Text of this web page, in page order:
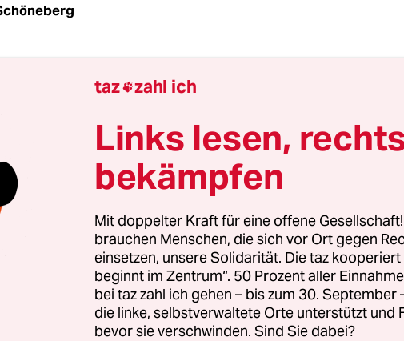
vor einem Chefwechsel. VW-Markenchef Herbert
Matthias Müller als Vorstandsvorsitzender folgen,
mehrere Medien. Laut VW geht es um eine
der Führungsstruktur für den Konzern“. Offenbar
für Diess am Freitag offiziell werden. Dann tagt
des derzeit weltgrößten Autobauers. Angeblich steht
eines größeren Konzernumbaus, bei dem es
der Lkw-Sparte geht.
taz zahl ich
Links lesen,
bekämpfen
Mit doppelter Kraft für eine offene
brauchen Menschen, die sich vor Ort gegen
einsetzen, unsere Solidarität. Die taz
beginnt im Zentrum“. 50 Prozent aller
bei taz zahl ich gehen – bis zum 30. September
die linke, selbstverwaltete Orte unterstützt und
bevor sie verschwinden. Sind Sie dabei?